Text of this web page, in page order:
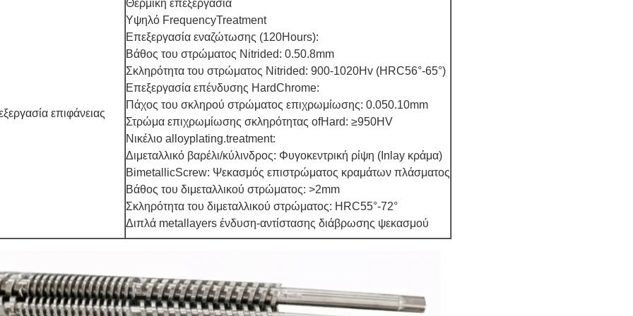
επιφάνειας
Θερμική επεξεργασία
Υψηλό FrequencyTreatment
Επεξεργασία εναζώτωσης (120Hours):
Βάθος του στρώματος Nitrided: 0.50.8mm
Σκληρότητα του στρώματος Nitrided: 900-1020Hv (HRC56°-65°)
Επεξεργασία επένδυσης HardChrome:
Πάχος του σκληρού στρώματος επιχρωμίωσης: 0.050.10mm
Στρώμα επιχρωμίωσης σκληρότητας ofHard: ≥950HV
Νικέλιο alloyplating.treatment:
Διμεταλλικό βαρέλι/κύλινδρος: Φυγοκεντρική ρίψη (Inlay κράμα)
BimetallicScrew: Ψεκασμός επιστρώματος κραμάτων πλάσματος
Βάθος του διμεταλλικού στρώματος: >2mm
Σκληρότητα του διμεταλλικού στρώματος: HRC55°-72°
Διπλά metallayers ένδυση-αντίστασης διάβρωσης ψεκασμού